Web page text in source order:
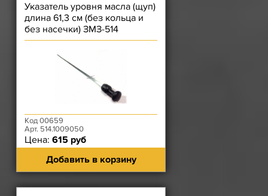
Указатель уровня масла (щуп)
длина 61,3 см (без кольца и
без насечки) ЗМЗ-514
Код 00659
Арт. 514.1009050
Цена: 615 руб
Добавить в корзину